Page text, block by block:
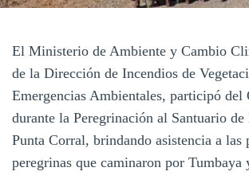
El Ministerio de Ambiente y Cambio
de la Dirección de Incendios de
Emergencias Ambientales, participó del
durante la Peregrinación al Santuario
Punta Corral, brindando asistencia a las
peregrinas que caminaron por Tumbaya